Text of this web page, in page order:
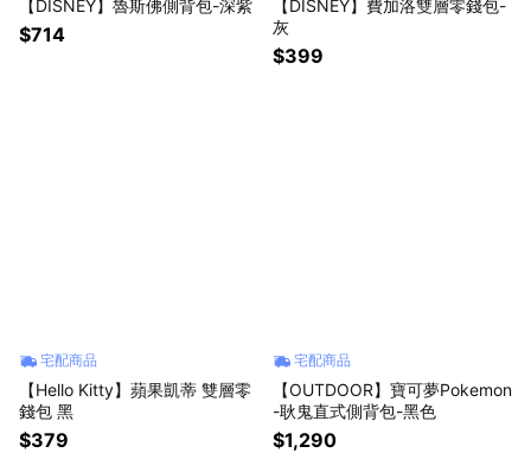
【DISNEY】魯斯佛側背包-深紫
$714
【DISNEY】費加洛雙層零錢包-
灰
$399
宅配商品
【Hello Kitty】蘋果凱蒂 雙層零
錢包 黑
$379
宅配商品
【OUTDOOR】寶可夢Pokemon
-耿鬼直式側背包-黑色
$1,290